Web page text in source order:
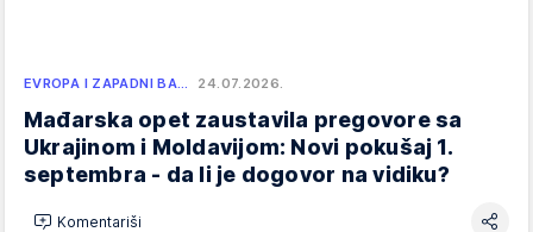
EVROPA I ZAPADNI BA… 24.07.2026.
Mađarska opet zaustavila pregovore sa
Ukrajinom i Moldavijom: Novi pokušaj 1.
septembra - da li je dogovor na vidiku?
Komentariši